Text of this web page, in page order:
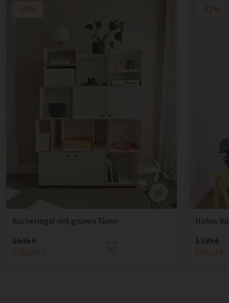
-33%
Bücherregal mit grünen Türen
1.615 €
1.082,05 €
-33%
Hohes
1.239 €
830,13 €